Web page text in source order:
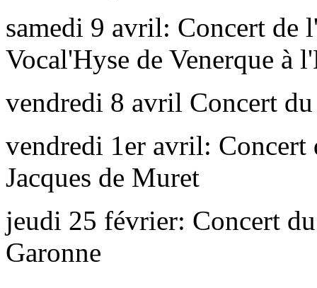
samedi 9 avril: Concert de
Vocal'Hyse de Venerque à
vendredi 8 avril Concert
vendredi 1er avril:
Jacques de Muret
jeudi 25 février: Concert
Garonne